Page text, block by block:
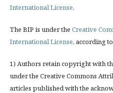
International License.
The BIP is under the Creative
International License, according
1) Authors retain copyright with
under the Creative Commons
articles published with the